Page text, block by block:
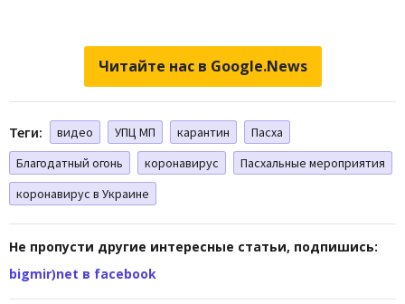
Читайте нас в Google.News
Теги: видео УПЦ МП карантин
Пасха
Благодатный огонь
коронавирус
Пасхальные мероприятия
коронавирус в Украине
Не пропусти другие интересные статьи, подпишись:
bigmir)net в facebook